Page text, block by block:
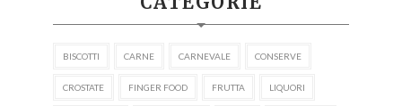
BISCOTTI CARNE CARNEVALE CONSERVE
CROSTATE FINGER FOOD FRUTTA LIQUORI